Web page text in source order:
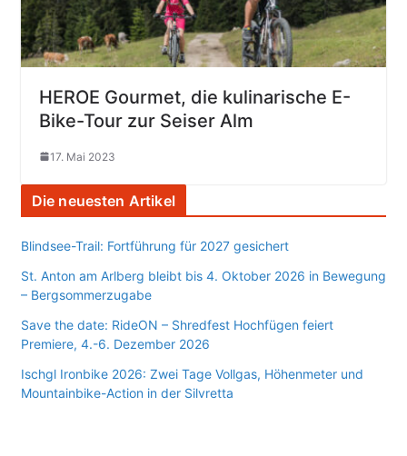
HEROE Gourmet, die kulinarische E-
Bike-Tour zur Seiser Alm
17. Mai 2023
Die neuesten Artikel
Blindsee-Trail: Fortführung für 2027 gesichert
St. Anton am Arlberg bleibt bis 4. Oktober 2026 in Bewegung
– Bergsommerzugabe
Save the date: RideON – Shredfest Hochfügen feiert
Premiere, 4.-6. Dezember 2026
Ischgl Ironbike 2026: Zwei Tage Vollgas, Höhenmeter und
Mountainbike-Action in der Silvretta